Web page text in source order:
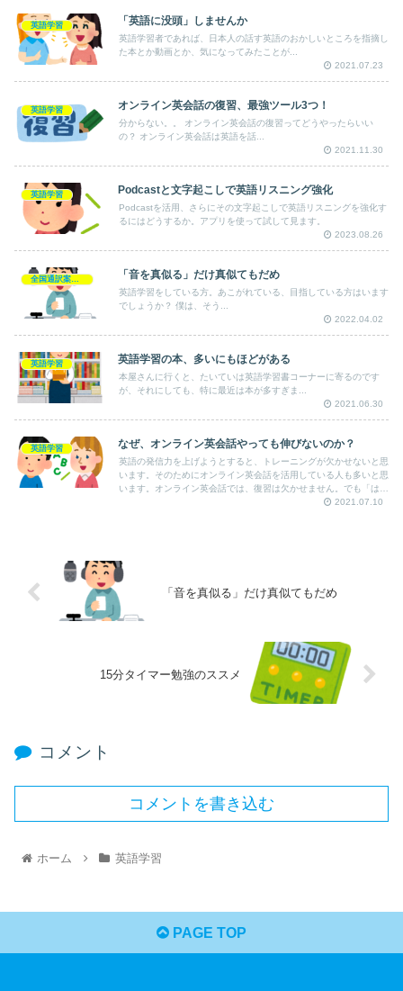
英語学習 「英語に没頭」しませんか
英語学習者であれば、日本人の話す英語のおかしいところを指摘し
た本とか動画とか、気になってみたことが...
2021.07.23
英語学習 オンライン英会話の復習、最強ツール3つ！
分からない。。 オンライン英会話の復習ってどうやったらいい
の？ オンライン英会話は英語を話...
2021.11.30
英語学習 Podcastと文字起こしで英語リスニング強化
Podcastを活用、さらにその文字起こしで英語リスニングを強化す
るにはどうするか。アプリを使って試して見ます。
2023.08.26
「音を真似る」だけ真似てもだめ
英語学習をしている方。あこがれている、目指している方はいます
でしょうか？ 僕は、そう...
2022.04.02
英語学習 英語学習の本、多いにもほどがある
本屋さんに行くと、たいていは英語学習書コーナーに寄るのです
が、それにしても、特に最近は本が多すぎま...
2021.06.30
英語学習 なぜ、オンライン英会話やっても伸びないのか？
英語の発信力を上げようとすると、トレーニングが欠かせないと思
います。そのためにオンライン英会話を活用している人も多いと思
います。オンライン英会話では、復習は欠かせません。でも「は
て、何がうまく言えなかったんだっけ」ということないですか？
2021.07.10
「音を真似る」だけ真似てもだめ
15分タイマー勉強のススメ
コメント
コメントを書き込む
ホーム 英語学習
PAGE TOP